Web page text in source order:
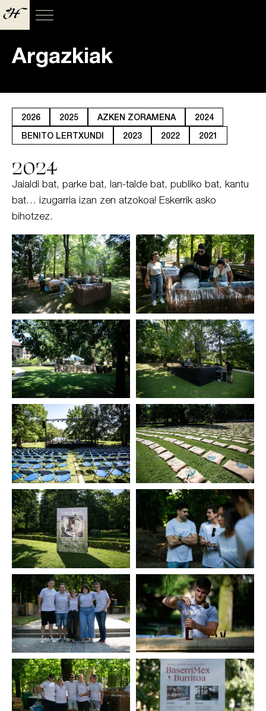
Argazkiak
2026 2025 AZKEN ZORAMENA 2024
BENITO LERTXUNDI 2023 2022 2021
2024
Jaialdi bat, parke bat, lan-talde bat, publiko bat, kantu
bat… izugarria izan zen atzokoa! Eskerrik asko
bihotzez.